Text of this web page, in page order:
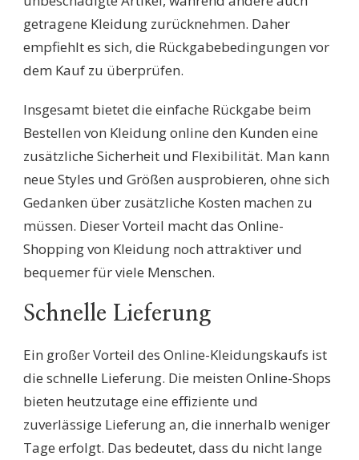
getragene Kleidung zurücknehmen. Daher
empfiehlt es sich, die Rückgabebedingungen vor
dem Kauf zu überprüfen.
Insgesamt bietet die einfache Rückgabe beim
Bestellen von Kleidung online den Kunden eine
zusätzliche Sicherheit und Flexibilität. Man kann
neue Styles und Größen ausprobieren, ohne sich
Gedanken über zusätzliche Kosten machen zu
müssen. Dieser Vorteil macht das Online-
Shopping von Kleidung noch attraktiver und
bequemer für viele Menschen.
Schnelle Lieferung
Ein großer Vorteil des Online-Kleidungskaufs ist
die schnelle Lieferung. Die meisten Online-Shops
bieten heutzutage eine effiziente und
zuverlässige Lieferung an, die innerhalb weniger
Tage erfolgt. Das bedeutet, dass du nicht lange